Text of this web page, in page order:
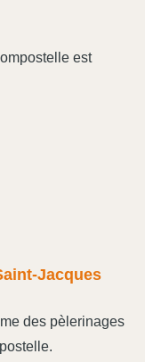
est
Jacques
des pèlerinages